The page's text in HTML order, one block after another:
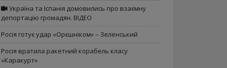
Україна та Іспанія домовились про взаємну
депортацію громадян. ВІДЕО
Росія готує удар «Орєшніком» – Зеленський
Росія вратила ракетний корабель класу
«Каракурт»